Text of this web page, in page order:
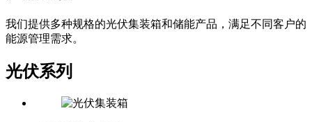
我们提供多种规格的光伏集装箱和储能产品，满足不同客户的
能源管理需求。
光伏系列